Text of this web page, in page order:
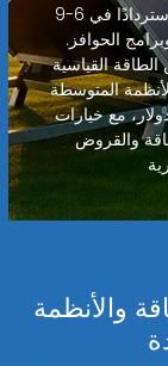
كبير، حيث تحقق مشاريع تخزين الطاقة عادةً استردادًا في 6-9
الحوافز.
القياسية
من 85،000 دولار والأنظمة المتوسطة
2.5 ميجاواط) من 420،000 دولار، مع خيارات
والقروض
والأنظمة